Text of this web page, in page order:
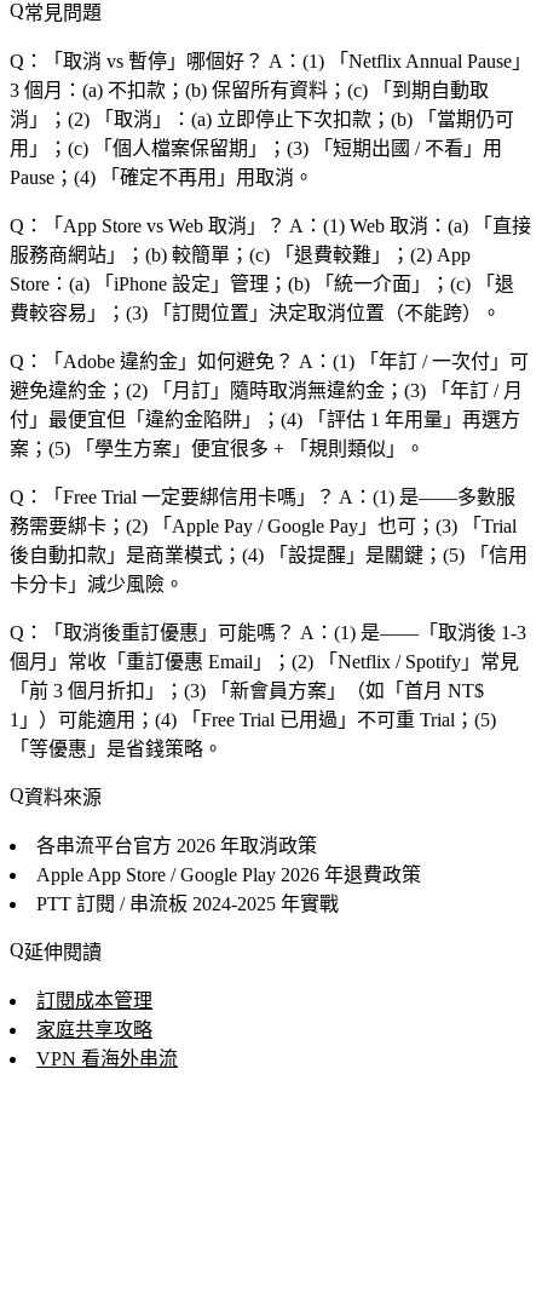
常見問題
Q：「 取消 vs 暫停 」哪個好？ A：(1) 「 Netflix Annual Pause 」
3 個月：(a) 不扣款；(b) 保留所有資料；(c) 「 到期自動取
消 」；(2) 「 取消 」：(a) 立即停止下次扣款；(b) 「 當期仍可
用 」；(c) 「 個人檔案保留期 」；(3) 「 短期出國 / 不看 」用
Pause；(4) 「 確定不再用 」用取消。
Q：「 App Store vs Web 取消 」？ A：(1) Web 取消：(a) 「 直接
服務商網站 」；(b) 較簡單；(c) 「 退費較難 」；(2) App
Store：(a) 「 iPhone 設定 」管理；(b) 「 統一介面 」；(c) 「 退
費較容易 」；(3) 「 訂閱位置 」決定取消位置（不能跨）。
Q：「 Adobe 違約金 」如何避免？ A：(1) 「 年訂 / 一次付 」可
避免違約金；(2) 「 月訂 」隨時取消無違約金；(3) 「 年訂 / 月
付 」最便宜但「 違約金陷阱 」；(4) 「 評估 1 年用量 」再選方
案；(5) 「 學生方案 」便宜很多 + 「 規則類似 」。
Q：「 Free Trial 一定要綁信用卡嗎 」？ A：(1) 是——多數服
務需要綁卡；(2) 「 Apple Pay / Google Pay 」也可；(3) 「 Trial
後自動扣款 」是商業模式；(4) 「 設提醒 」是關鍵；(5) 「 信用
卡分卡 」減少風險。
Q：「 取消後重訂優惠 」可能嗎？ A：(1) 是——「 取消後 1-3
個月 」常收「 重訂優惠 Email 」；(2) 「 Netflix / Spotify 」常見
「 前 3 個月折扣 」；(3) 「 新會員方案 」（如「 首月 NT$
1 」）可能適用；(4) 「 Free Trial 已用過 」不可重 Trial；(5)
「 等優惠 」是省錢策略。
資料來源
各串流平台官方 2026 年取消政策
Apple App Store / Google Play 2026 年退費政策
PTT 訂閱 / 串流板 2024-2025 年實戰
延伸閱讀
訂閱成本管理
家庭共享攻略
VPN 看海外串流